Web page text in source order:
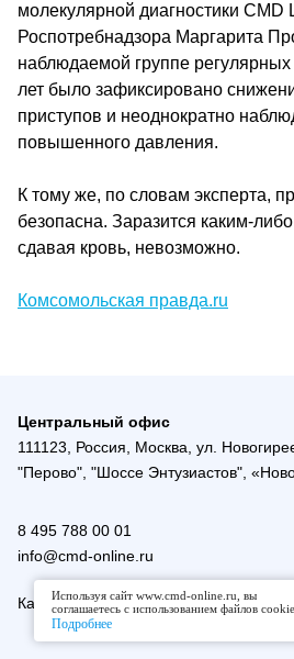
молекулярной диагностики
Роспотребнадзора Маргарита
наблюдаемой группе
лет было зафиксировано
приступов и неоднократно
повышенного давления.
К тому же, по словам эксперта,
безопасна. Заразится каким-
сдавая кровь, невозможно.
Комсомольская правда.ru
Центральный офис
111123, Россия, Москва, ул.
"Перово", "Шоссе Энтузиастов",
8 495 788 00 01
info@cmd-online.ru
Карта сайта
Используя сайт www.cmd-online.ru, вы
соглашаетесь с использованием файлов cookie.
Подробнее